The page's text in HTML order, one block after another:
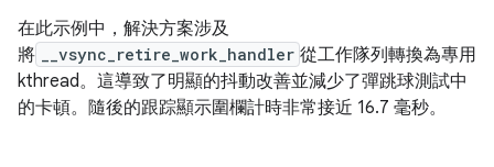
在此示例中，解決方案涉及
將
__vsync_retire_work_handler 從工作隊列轉換為專用
kthread。這導致了明顯的抖動改善並減少了彈跳球測試中
的卡頓。隨後的跟踪顯示圍欄計時非常接近 16.7 毫秒。